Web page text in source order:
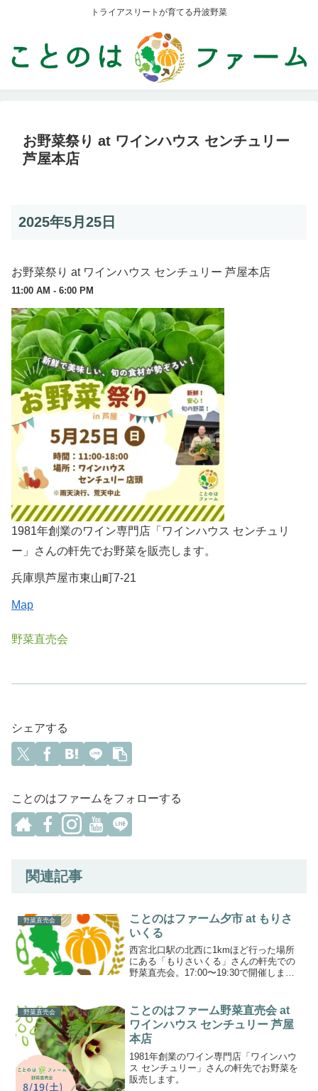
トライアスリートが育てる丹波野菜
お野菜祭り at ワインハウス センチュリー
芦屋本店
2025年5月25日
お野菜祭り at ワインハウス センチュリー 芦屋本店
11:00 AM - 6:00 PM
1981年創業のワイン専門店「ワインハウス センチュリ
ー」さんの軒先でお野菜を販売します。
兵庫県芦屋市東山町7-21
Map
野菜直売会
シェアする
ことのはファームをフォローする
関連記事
野菜直売会
ことのはファーム夕市 at もりさ
いくる
西宮北口駅の北西に1kmほど行った場所
にある「もりさいくる」さんの軒先での
野菜直売会。17:00〜19:30で開催しま
野菜直売会
ことのはファーム野菜直売会 at
ワインハウス センチュリー 芦屋
本店
1981年創業のワイン専門店「ワインハウ
ス センチュリー」さんの軒先でお野菜を
販売します。